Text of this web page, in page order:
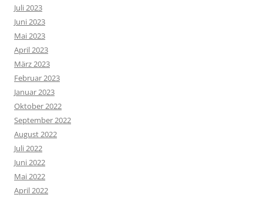
Juli 2023
Juni 2023
Mai 2023
April 2023
März 2023
Februar 2023
Januar 2023
Oktober 2022
September 2022
August 2022
Juli 2022
Juni 2022
Mai 2022
April 2022